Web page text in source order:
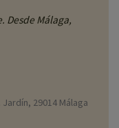
Desde Málaga,
29014 Málaga